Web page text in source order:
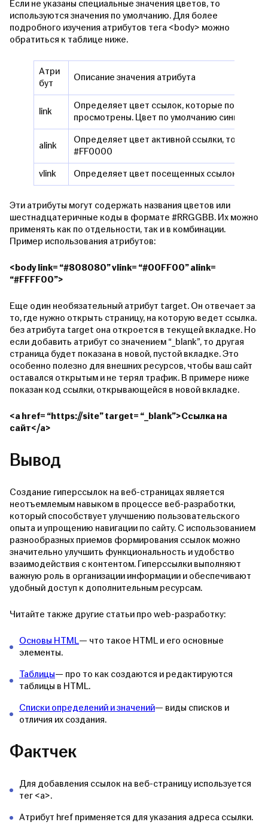
Если не указаны специальные значения цветов, то
используются значения по умолчанию. Для более
подробного изучения атрибутов тега <body> можно
обратиться к таблице ниже.
Атри
бут
Описание значения атрибута
link
Определяет цвет ссылок, которые
просмотрены. Цвет по умолчанию синий,
alink
Определяет цвет активной ссылки, то есть
#FF0000
vlink
Определяет цвет посещенных ссылок.
Эти атрибуты могут содержать названия цветов или
шестнадцатеричные коды в формате #RRGGBB. Их можно
применять как по отдельности, так и в комбинации.
Пример использования атрибутов:
<body link= “#808080” vlink= “#00FF00” alink=
“#FFFF00”>
Еще один необязательный атрибут target. Он отвечает за
то, где нужно открыть страницу, на которую ведет ссылка.
без атрибута target она откроется в текущей вкладке. Но
если добавить атрибут со значением “_blank”, то другая
страница будет показана в новой, пустой вкладке. Это
особенно полезно для внешних ресурсов, чтобы ваш сайт
оставался открытым и не терял трафик. В примере ниже
показан код ссылки, открывающейся в новой вкладке.
<a href= “https://site” target= “_blank”>Ссылка на
сайт</a>
Вывод
Создание гиперссылок на веб-страницах является
неотъемлемым навыком в процессе веб-разработки,
который способствует улучшению пользовательского
опыта и упрощению навигации по сайту. С использованием
разнообразных приемов формирования ссылок можно
значительно улучшить функциональность и удобство
взаимодействия с контентом. Гиперссылки выполняют
важную роль в организации информации и обеспечивают
удобный доступ к дополнительным ресурсам.
Читайте также другие статьи про web-разработку:
Основы HTML— что такое HTML и его основные
элементы.
Таблицы— про то как создаются и редактируются
таблицы в HTML.
Списки определений и значений— виды списков и
отличия их создания.
Фактчек
Для добавления ссылок на веб-страницу используется
тег <a>.
Атрибут href применяется для указания адреса ссылки.